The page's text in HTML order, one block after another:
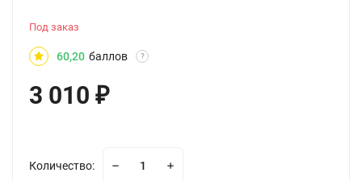
Под заказ
60,20 баллов ?
3 010 ₽
Количество: